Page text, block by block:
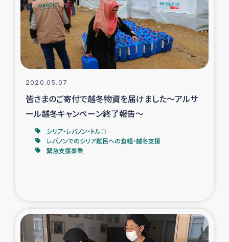
スリランカの南北女性をつなぐサリー・リサイクル・プロ
ジェクト
復興支援事業
女性グループPIFWANITAによる食品加工事業
ガザ人道支援
令和6年能登半島地震 緊急支援
タイ国境ミャンマー移民子ども支援
2020.05.07
皆さまのご寄付で越冬物資を届けました～アルサ
ール越冬キャンペーン終了報告～
シリア・レバノン・トルコ
レバノンでのシリア難民への食糧・越冬支援
緊急支援事業